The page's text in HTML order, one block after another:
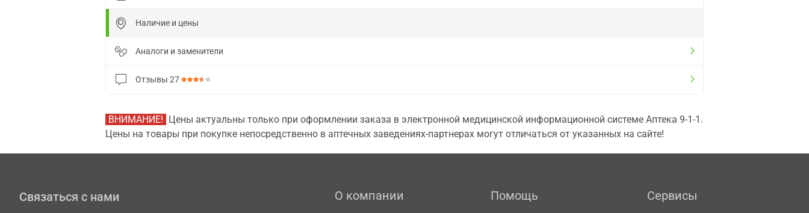
Наличие и цены
Аналоги и заменители
Отзывы 27
ВНИМАНИЕ! Цены актуальны только при оформлении заказа в электронной медицинской информационной системе Аптека 9-1-1.
Цены на товары при покупке непосредственно в аптечных заведениях-партнерах могут отличаться от указанных на сайте!
Связаться с нами О компании Помощь Сервисы